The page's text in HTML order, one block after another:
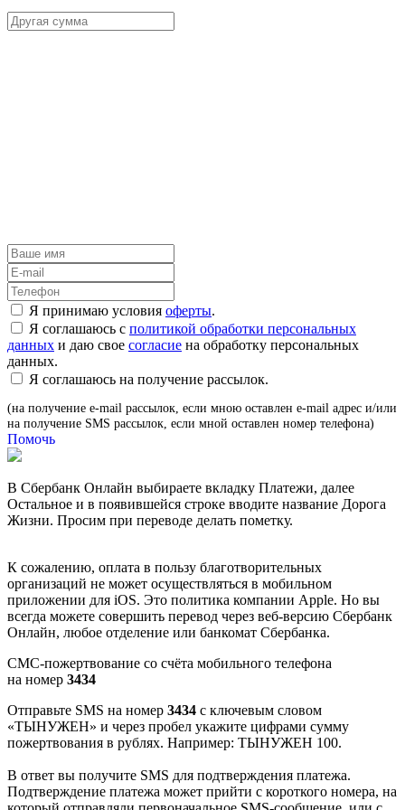
Я принимаю условия оферты.
Я соглашаюсь с политикой обработки персональных
данных и даю свое согласие на обработку персональных
данных.
Я соглашаюсь на получение рассылок.
(на получение e-mail рассылок, если мною оставлен e-mail адрес и/или
на получение SMS рассылок, если мной оставлен номер телефона)
Помочь
В Сбербанк Онлайн выбираете вкладку Платежи, далее
Остальное и в появившейся строке вводите название Дорога
Жизни. Просим при переводе делать пометку.
К сожалению, оплата в пользу благотворительных
организаций не может осуществляться в мобильном
приложении для iOS. Это политика компании Apple. Но вы
всегда можете совершить перевод через веб-версию Сбербанк
Онлайн, любое отделение или банкомат Сбербанка.
СМС-пожертвование со счёта мобильного телефона
на номер 3434
Отправьте SMS на номер 3434 с ключевым словом
«ТЫНУЖЕН» и через пробел укажите цифрами сумму
пожертвования в рублях. Например: ТЫНУЖЕН 100.
В ответ вы получите SMS для подтверждения платежа.
Подтверждение платежа может прийти с короткого номера, на